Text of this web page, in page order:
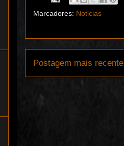
Marcadores: Noticias
Postagem mais recente